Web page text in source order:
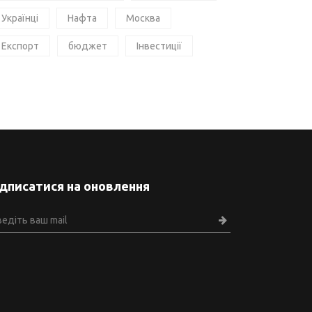
Українці Нафта Москва
Експорт бюджет Інвестиції
на оновлення